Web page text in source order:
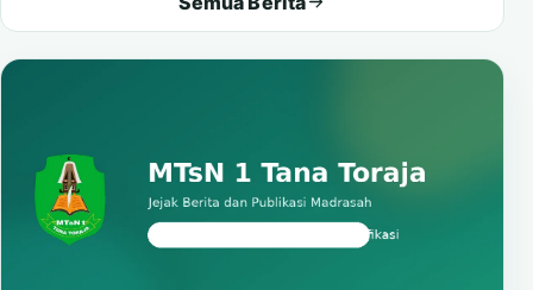
Pemberitaan MTsN 1 Tana Toraja dari berbagai sumber publik.